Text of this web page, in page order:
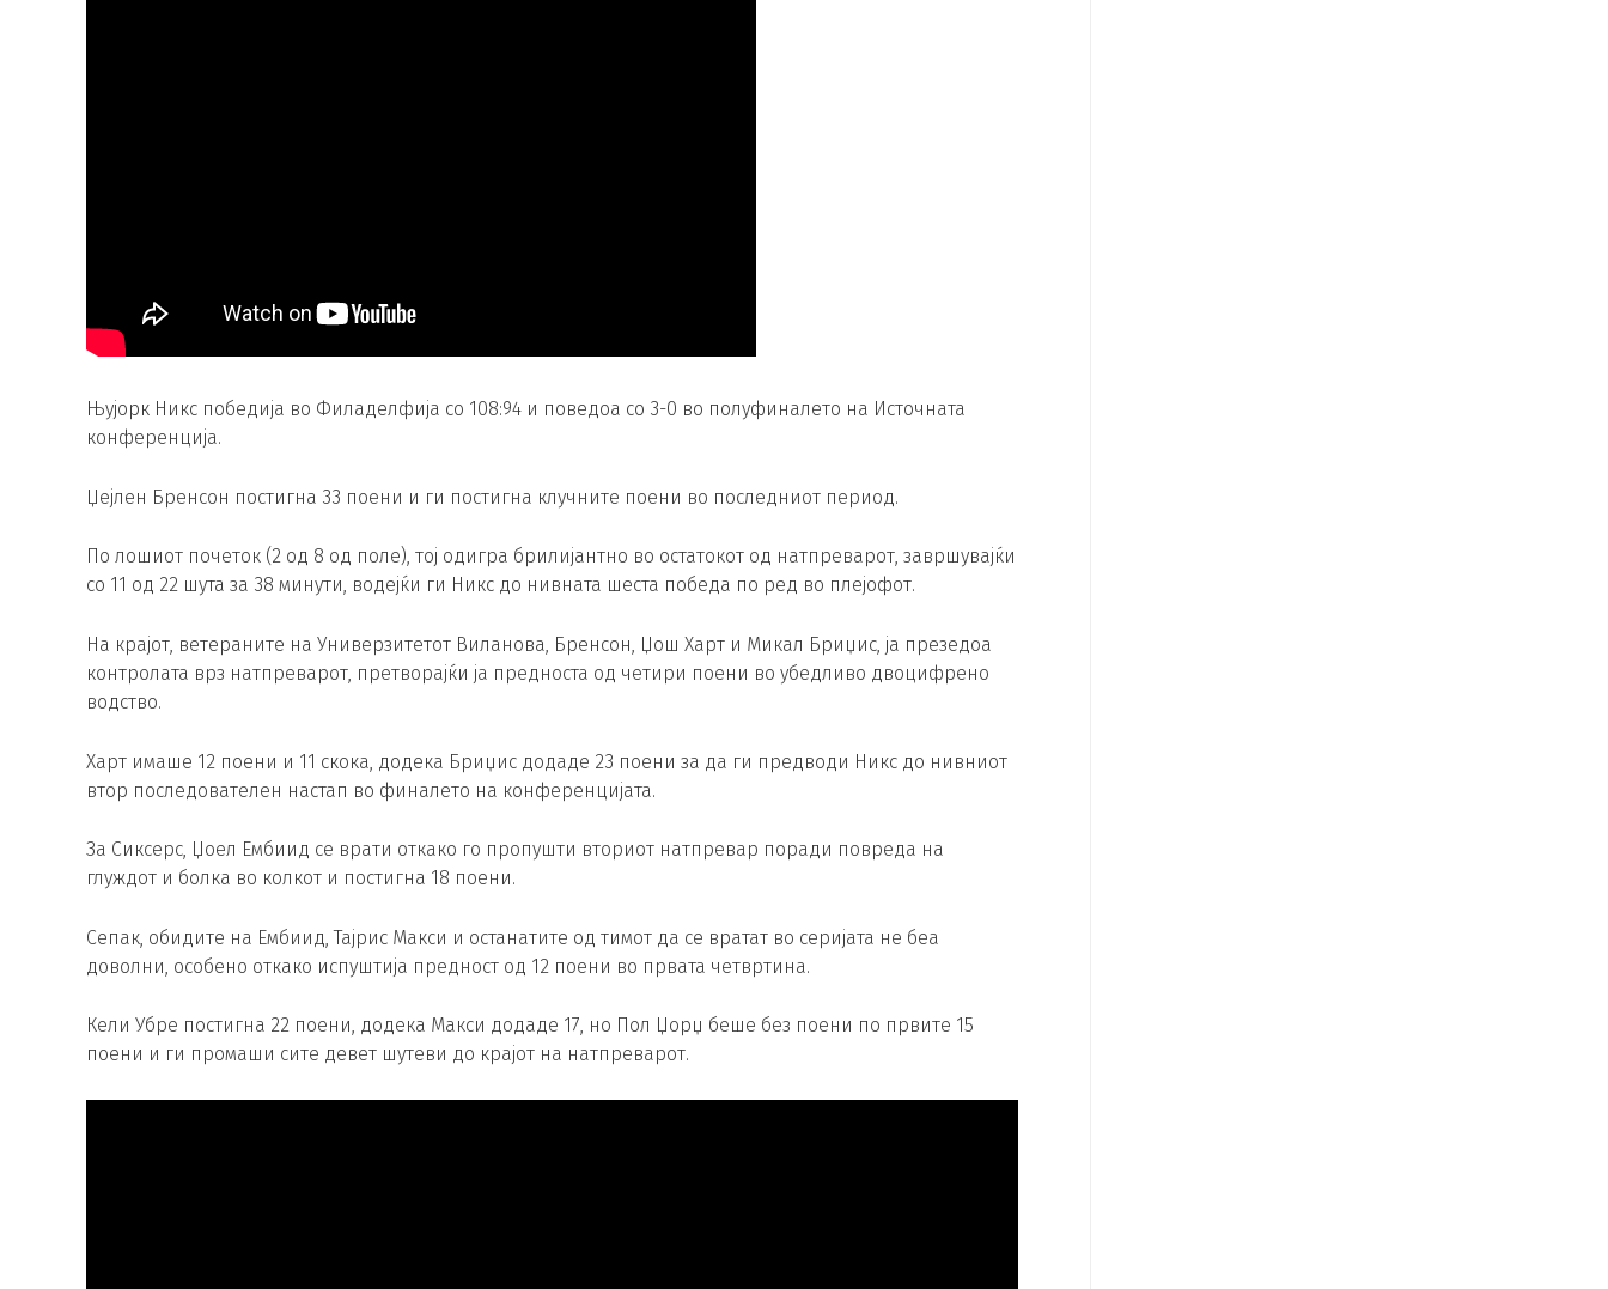
Њујорк Никс победија во Филаделфија со 108:94 и поведоа со 3-0 во полуфиналето на Источната
конференција.
Џејлен Бренсон постигна 33 поени и ги постигна клучните поени во последниот период.
По лошиот почеток (2 од 8 од поле), тој одигра брилијантно во остатокот од натпреварот, завршувајќи
со 11 од 22 шута за 38 минути, водејќи ги Никс до нивната шеста победа по ред во плејофот.
На крајот, ветераните на Универзитетот Виланова, Бренсон, Џош Харт и Микал Бриџис, ја презедоа
контролата врз натпреварот, претворајќи ја предноста од четири поени во убедливо двоцифрено
водство.
Харт имаше 12 поени и 11 скока, додека Бриџис додаде 23 поени за да ги предводи Никс до нивниот
втор последователен настап во финалето на конференцијата.
За Сиксерс, Џоел Ембиид се врати откако го пропушти вториот натпревар поради повреда на
глуждот и болка во колкот и постигна 18 поени.
Сепак, обидите на Ембиид, Тајрис Макси и останатите од тимот да се вратат во серијата не беа
доволни, особено откако испуштија предност од 12 поени во првата четвртина.
Кели Убре постигна 22 поени, додека Макси додаде 17, но Пол Џорџ беше без поени по првите 15
поени и ги промаши сите девет шутеви до крајот на натпреварот.